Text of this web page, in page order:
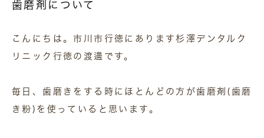
歯磨剤について
こんにちは。市川市行徳にあります杉澤デンタルク
リニック行徳の渡邊です。
毎日、歯磨きをする時にほとんどの方が歯磨剤(歯磨
き粉)を使っていると思います。